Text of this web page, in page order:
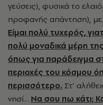
γεύσεις), φυσικά το
προφανής απάντηση),
Είμαι πολύ τυχερός,
πολύ μοναδικά μέρη
όπως για παράδειγμα
περιοχές του κόσμου
περισσότερο. Στ’
νησί… Να σου πω κάτι;